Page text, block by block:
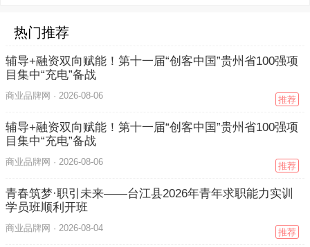
热门推荐
辅导+融资双向赋能！第十一届“创客中国”贵州省100强项
目集中“充电”备战
商业品牌网 · 2026-08-06 推荐
辅导+融资双向赋能！第十一届“创客中国”贵州省100强项
目集中“充电”备战
商业品牌网 · 2026-08-06 推荐
青春筑梦·职引未来——台江县2026年青年求职能力实训
学员班顺利开班
商业品牌网 · 2026-08-04 推荐